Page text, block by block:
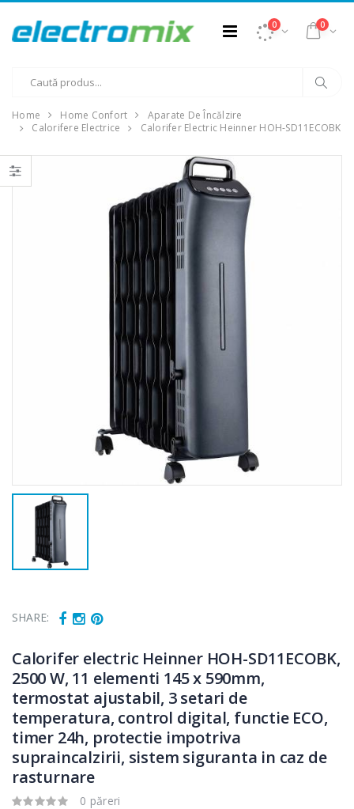
0 0
Home Home Confort
Aparate De Încălzire
Calorifere Electrice
Calorifer Electric Heinner HOH-SD11ECOBK
SHARE:
Calorifer electric Heinner HOH-SD11ECOBK,
2500 W, 11 elementi 145 x 590mm,
termostat ajustabil, 3 setari de
temperatura, control digital, functie ECO,
timer 24h, protectie impotriva
supraincalzirii, sistem siguranta in caz de
rasturnare
0 păreri
-25%
Fierbator
electric cu filtru
...
89,00 Lei
Frigider cu doua
usi Heinner ...
-21%
Masina de tocat
carne Bosch ...
549,00 Lei